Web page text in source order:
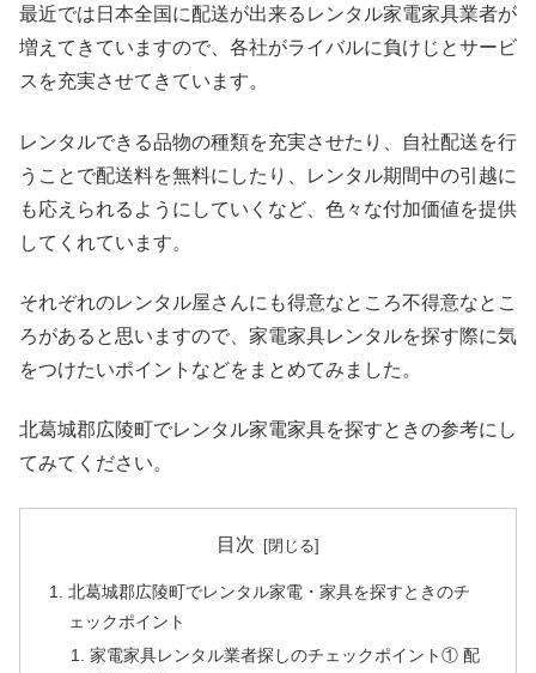
最近では日本全国に配送が出来るレンタル家電家具業者が
増えてきていますので、各社がライバルに負けじとサービ
スを充実させてきています。
レンタルできる品物の種類を充実させたり、自社配送を行
うことで配送料を無料にしたり、レンタル期間中の引越に
も応えられるようにしていくなど、色々な付加価値を提供
してくれています。
それぞれのレンタル屋さんにも得意なところ不得意なとこ
ろがあると思いますので、家電家具レンタルを探す際に気
をつけたいポイントなどをまとめてみました。
北葛城郡広陵町でレンタル家電家具を探すときの参考にし
てみてください。
目次
北葛城郡広陵町でレンタル家電・家具を探すときのチ
ェックポイント
家電家具レンタル業者探しのチェックポイント① 配